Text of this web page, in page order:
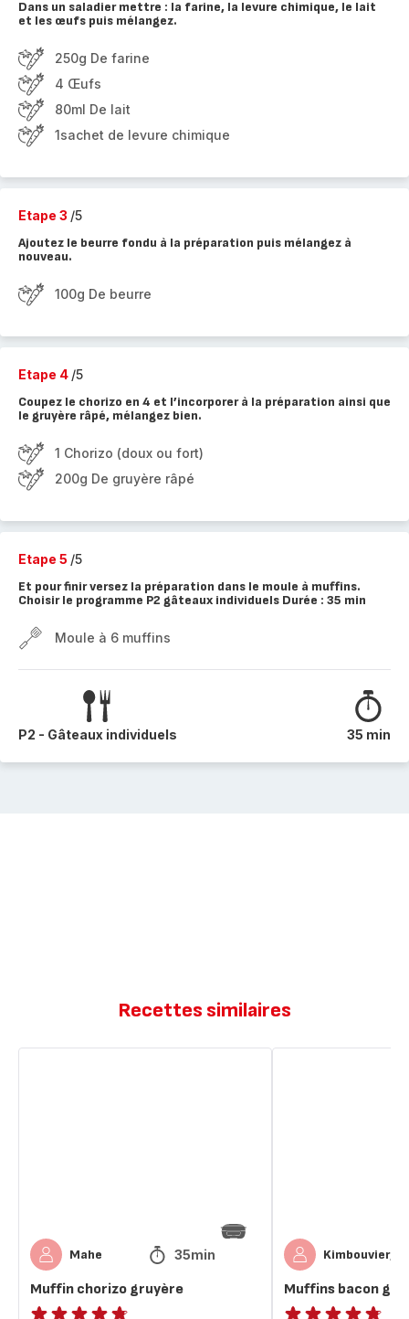
Dans un saladier mettre : la farine, la levure chimique, le lait
et les œufs puis mélangez.
250g De farine
4 Œufs
80ml De lait
1sachet de levure chimique
Etape 3 /5
Ajoutez le beurre fondu à la préparation puis mélangez à
nouveau.
100g De beurre
Etape 4 /5
Coupez le chorizo en 4 et l’incorporer à la préparation ainsi que
le gruyère râpé, mélangez bien.
1 Chorizo (doux ou fort)
200g De gruyère râpé
Etape 5 /5
Et pour finir versez la préparation dans le moule à muffins.
Choisir le programme P2 gâteaux individuels Durée : 35 min
Moule à 6 muffins
P2 - Gâteaux individuels 35 min
Recettes similaires
Mahe 35min
Muffin chorizo gruyère Muffins bacon